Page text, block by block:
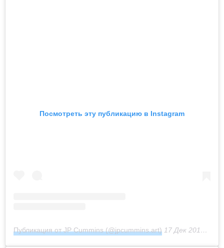
Посмотреть эту публикацию в Instagram
Публикация от JP Cummins (@jpcummins.art) 17 Дек 2018 в 6:11 PST